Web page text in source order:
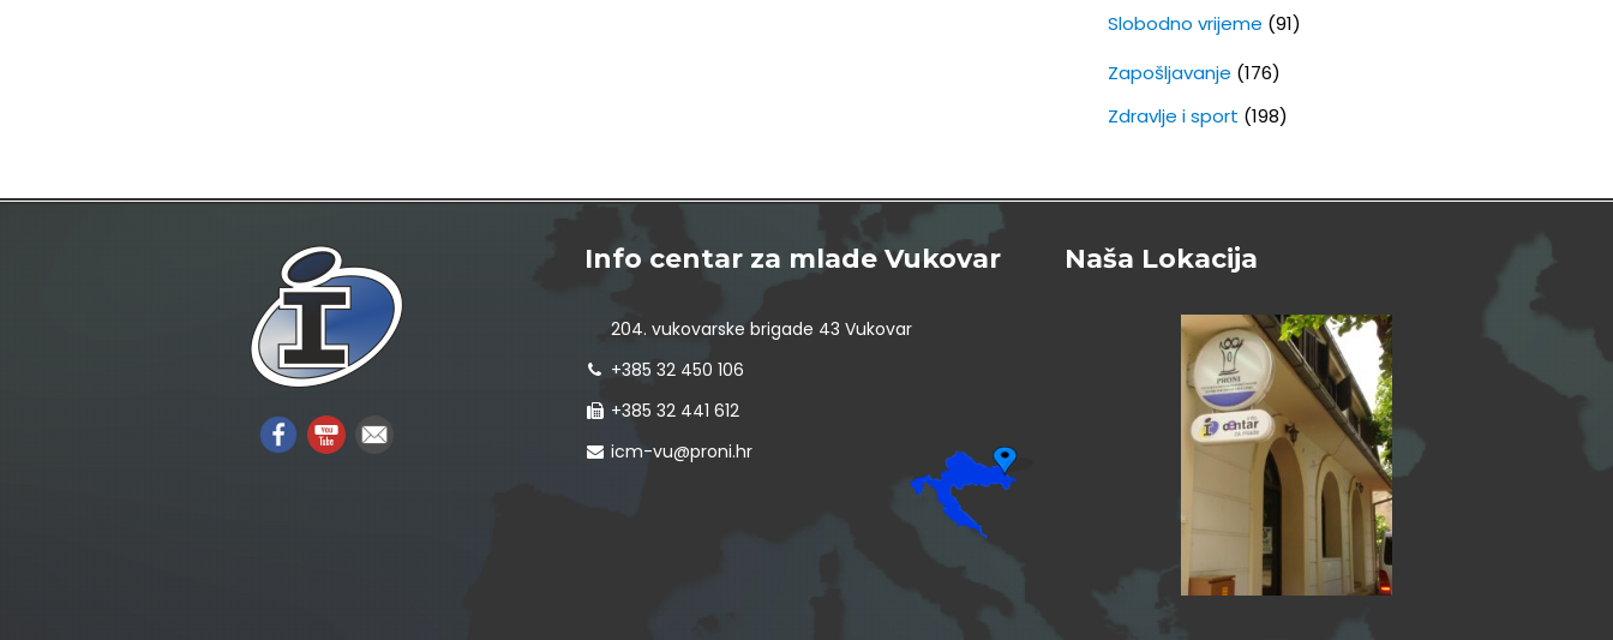
Slobodno vrijeme (91)
Zapošljavanje (176)
Zdravlje i sport (198)
Info centar za mlade Vukovar
204. vukovarske brigade 43 Vukovar
+385 32 450 106
+385 32 441 612
icm-vu@proni.hr
Naša Lokacija